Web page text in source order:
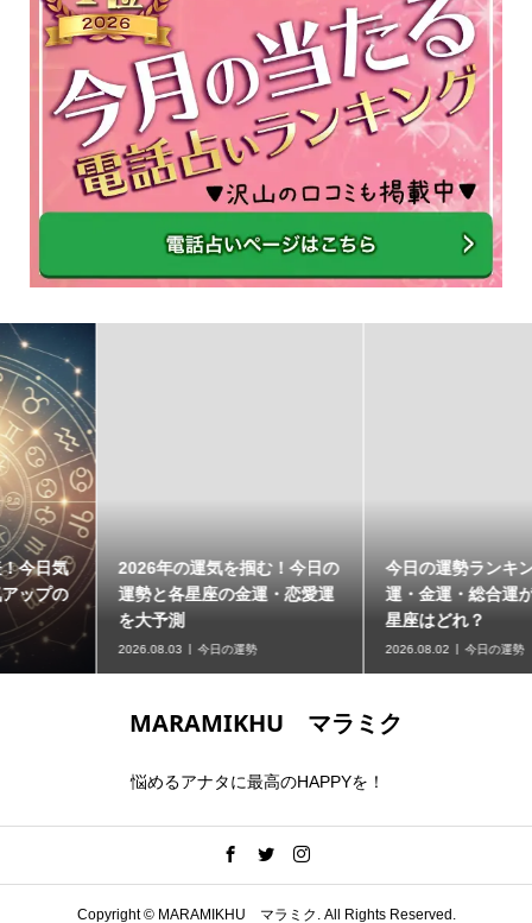
2026年の運気を掴む！今日の
運勢と各星座の金運・恋愛運
を大予測
2026.08.03 今日の運勢
今日の運勢ランキング！恋愛
運・金運・総合運が絶好調な
星座はどれ？
今日の運勢
MARAMIKHU マラミク
悩めるアナタに最高のHAPPYを！
Copyright ©MARAMIKHU マラミク. All Rights Reserved.